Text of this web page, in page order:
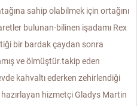
sahip olabilmek için ortağını
bulunan-bilinen işadamı Rex
bir bardak çaydan sonra
ve ölmüştür.takip eden
kahvaltı ederken zehirlendiği
hazırlayan hizmetçi Gladys Martin